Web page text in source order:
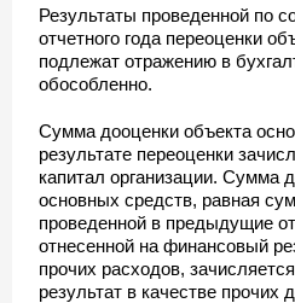
Результаты проведенной по
отчетного года переоценки
подлежат отражению в
обособленно.
Сумма дооценки объекта
результате переоценки
капитал организации. Сумма
основных средств, равная
проведенной в предыдущие
отнесенной на финансовый
прочих расходов,
результат в качестве прочих